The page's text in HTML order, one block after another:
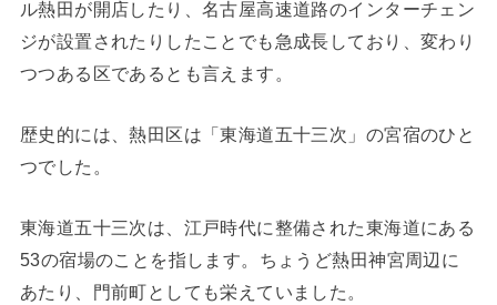
ル熱田が開店したり、名古屋高速道路のインターチェン
ジが設置されたりしたことでも急成長しており、変わり
つつある区であるとも言えます。
歴史的には、熱田区は「東海道五十三次」の宮宿のひと
つでした。
東海道五十三次は、江戸時代に整備された東海道にある
53の宿場のことを指します。ちょうど熱田神宮周辺に
あたり、門前町としても栄えていました。